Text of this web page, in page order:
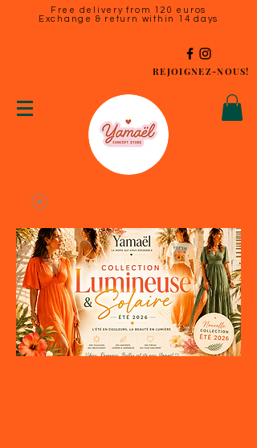
Free delivery from 120 euros
Exchange & return within 14 days
REJOIGNEZ-NOUS!